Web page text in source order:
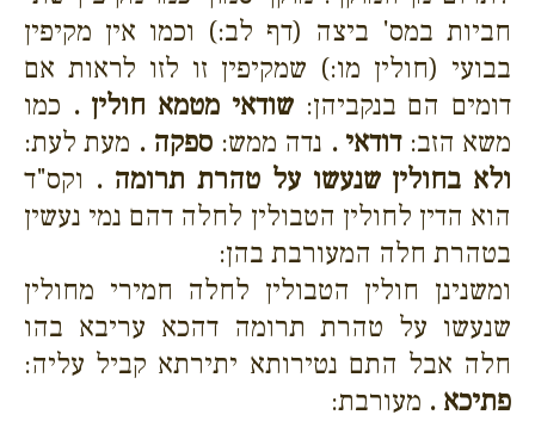
חביות במס' ביצה (דף לב:) וכמו אין מקיפין
בבועי (חולין מו:) שמקיפין זו לזו לראות אם
דומים הם בנקביהן:שודאי מטמא חולין . כמו
משא הזב:דודאי . נדה ממש: ספקה . מעת לעת:
ולא בחולין שנעשו על טהרת תרומה . וקס"ד
הוא הדין לחולין הטבולין לחלה דהם נמי נעשין
בטהרת חלה המעורבת בהן:
ומשנינן חולין הטבולין לחלה חמירי מחולין
שנעשו על טהרת תרומה דהכא עריבא בהו
חלה אבל התם נטירותא יתירתא קביל עליה:
פתיכא . מעורבת: